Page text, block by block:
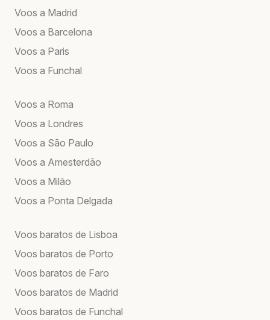
Voos a Madrid
Voos a Barcelona
Voos a Paris
Voos a Funchal
Voos a Roma
Voos a Londres
Voos a São Paulo
Voos a Amesterdão
Voos a Milão
Voos a Ponta Delgada
Voos baratos de Lisboa
Voos baratos de Porto
Voos baratos de Faro
Voos baratos de Madrid
Voos baratos de Funchal